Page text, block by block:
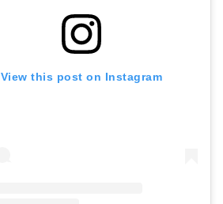
View this post on Instagram